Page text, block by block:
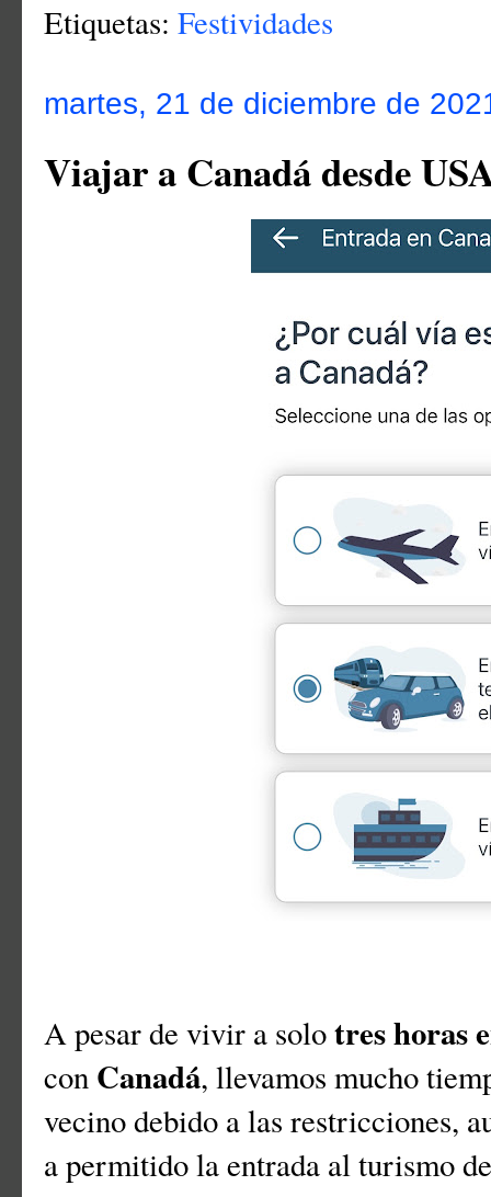
Etiquetas: Festividades
martes, 21 de diciembre de
Viajar a Canadá desde
A pesar de vivir a solotres horas
con Canadá, llevamos mucho
vecino debido a las restricciones,
a permitido la entrada al turismo